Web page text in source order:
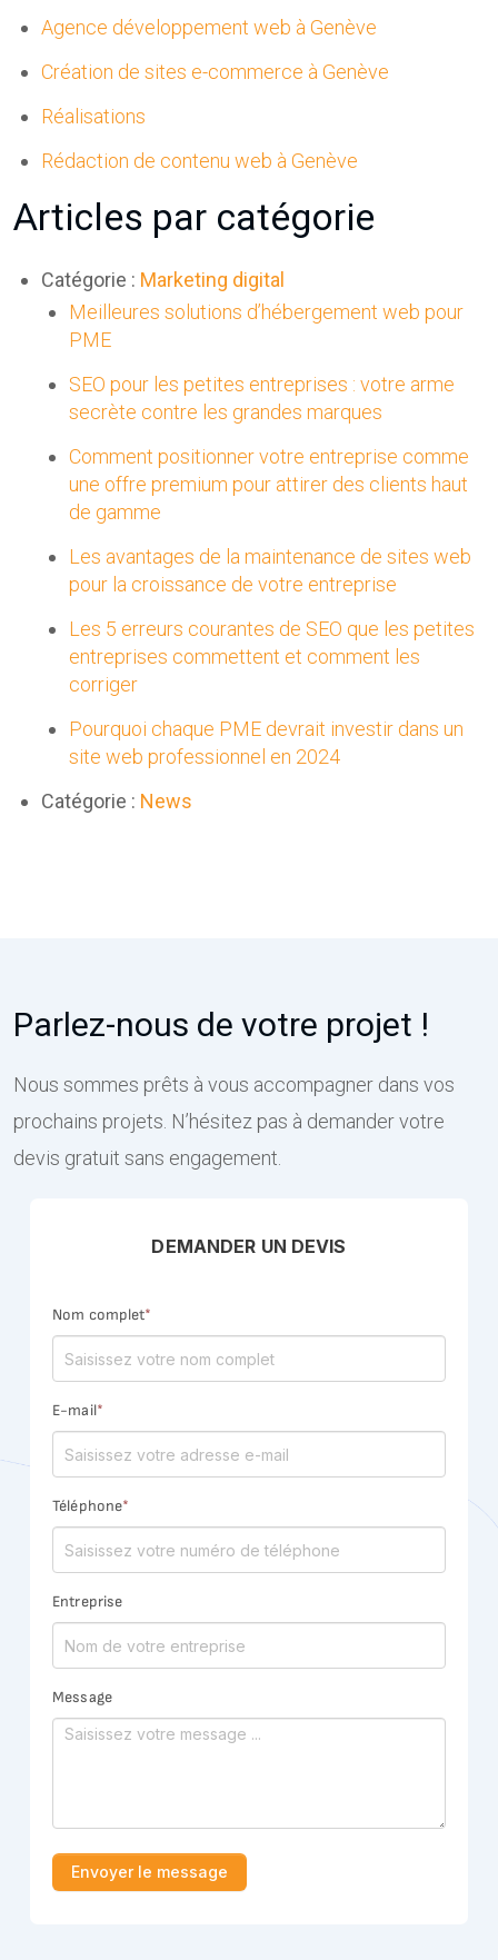
Agence développement web à Genève
Création de sites e-commerce à Genève
Réalisations
Rédaction de contenu web à Genève
Articles par catégorie
Catégorie : Marketing digital
Meilleures solutions d’hébergement web pour
PME
SEO pour les petites entreprises : votre arme
secrète contre les grandes marques
Comment positionner votre entreprise comme
une offre premium pour attirer des clients haut
de gamme
Les avantages de la maintenance de sites web
pour la croissance de votre entreprise
Les 5 erreurs courantes de SEO que les petites
entreprises commettent et comment les
corriger
Pourquoi chaque PME devrait investir dans un
site web professionnel en 2024
Catégorie : News
Parlez-nous de votre projet !
Nous sommes prêts à vous accompagner dans vos
prochains projets. N’hésitez pas à demander votre
devis gratuit sans engagement.